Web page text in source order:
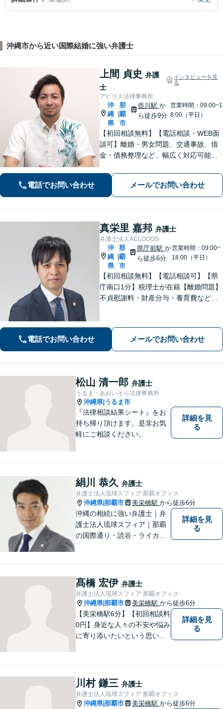
沖縄市から近い国際結婚に強い弁護士
上間 貞史 弁護
士
インタビューを見
る
アビリス法律事務所
沖
縄
県
那
覇
市
壺川駅 か
ら徒歩9分
営業時間：09:00~1
8:00（平日）
【初回相談無料】【電話相談・WEB面
談可】離婚・男女問題、交通事故、借
金・債務整理など、幅広く対応可能で
談しやすい対応体制を整備していま
す。抱えているお悩みを解決いたしま
すので、お気軽にお問い合わせくださ
い。
電話でお問い合わせ メールでお問い合わせ
真栄里 嘉邦 弁護士
弁護士法人ACLOGOS
沖
縄
県
那
覇
市
県庁前駅 か
ら徒歩6分
営業時間：09:00~
18:00（平日）
【初回相談無料】【電話相談可】【県
庁南口1分】税理士が在籍【離婚問題】
不貞慰謝料・財産分与・養育費など。
額）・明け渡し請求・立退料増額など
に対応。交渉から訴訟までお任せくだ
さい。
電話でお問い合わせ メールでお問い合わせ
松山 清一郎 弁護士
うるま・あおいそら法律事務所
沖縄県| うるま市
『法律相談結果シート』をお
持ち帰り頂けます。是非お気
軽にご相談ください。
詳細を見
る
絹川 恭久 弁護士
弁護士法人琉球スフィア 那覇オフィス
沖縄県|那覇市 美栄橋駅 から徒歩6分
沖縄の相続に強い弁護士｜弁
護士法人琉球スフィア｜那覇
の国際通り・読谷・ライカム
を手掛けていきたいと思って
おります。どうぞよろしくお
願いします。
詳細を見
る
髙橋 宏伊 弁護士
弁護士法人琉球スフィア 那覇オフィス
沖縄県|那覇市 美栄橋駅 から徒歩6分
【美栄橋駅6分】【初回相談料
0円】身近な人々の不安や悩み
に寄り添いたいという思いか
指すことが私の信念です。
【休日面談可】
詳細を見
る
川村 鎌三 弁護士
弁護士法人琉球スフィア 那覇オフィス
沖縄県|那覇市 美栄橋駅 から徒歩6分